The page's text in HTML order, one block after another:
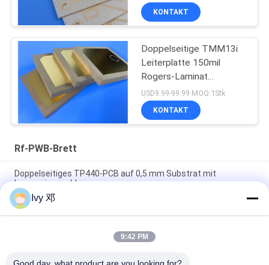
KONTAKT
Doppelseitige TMM13i
Leiterplatte 150mil
Rogers-Laminat
Hochfrequenzschaltungen
USD9.99-99.99 MOQ:1Stk
KONTAKT
Rf-PWB-Brett
Doppelseitiges TP440-PCB auf 0,5 mm Substrat mit
Immersionsgold
Doppelseitiges CER-10 Hochfrequenz-PCB 30 Millimeter
Laminat-Immersionssilber
5 mil Dicke WL-CT300 PCB 2-Schicht schwarz Seidenfläche
Ivy 邓
9:42 PM